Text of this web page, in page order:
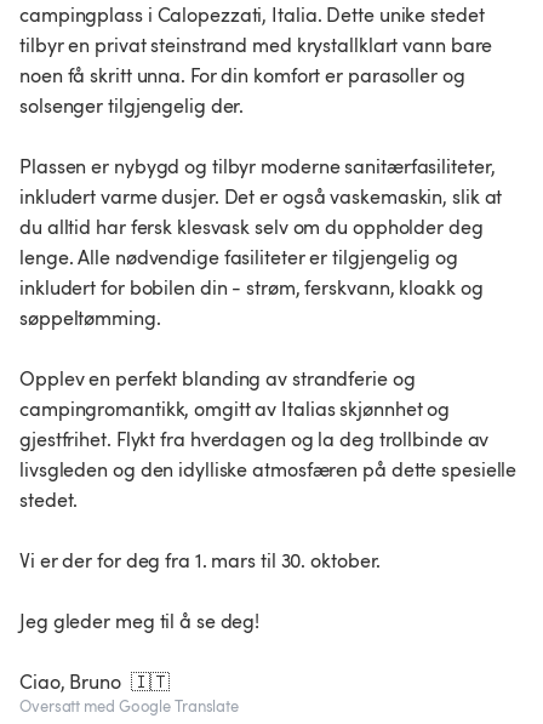
campingplass i Calopezzati, Italia. Dette unike stedet
tilbyr en privat steinstrand med krystallklart vann bare
noen få skritt unna. For din komfort er parasoller og
solsenger tilgjengelig der.
Plassen er nybygd og tilbyr moderne sanitærfasiliteter,
inkludert varme dusjer. Det er også vaskemaskin, slik at
du alltid har fersk klesvask selv om du oppholder deg
lenge. Alle nødvendige fasiliteter er tilgjengelig og
inkludert for bobilen din - strøm, ferskvann, kloakk og
søppeltømming.
Opplev en perfekt blanding av strandferie og
campingromantikk, omgitt av Italias skjønnhet og
gjestfrihet. Flykt fra hverdagen og la deg trollbinde av
livsgleden og den idylliske atmosfæren på dette spesielle
stedet.
Vi er der for deg fra 1. mars til 30. oktober.
Jeg gleder meg til å se deg!
Ciao, Bruno 🇮🇹
Oversatt med Google Translate